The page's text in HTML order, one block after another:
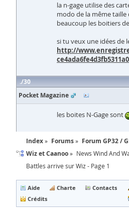
la n-gage utilise des
modo de la même taille
beaucoup les boitiers
si tu veux une idées de
http://
30
Pocket Magazine
les boites N-Gage sont
Index Forums
Forum GP32 /
Wiz et Caanoo
News Wind And
Battles arrive sur Wiz - Page 1
Aide Charte
Contacts
Crédits